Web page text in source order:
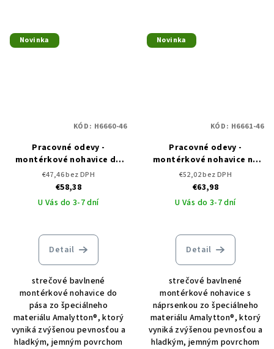
Novinka
Pracovné odevy -
montérkové nohavice do
pása ARDON CREATRON
€47,46 bez DPH
€58,38
U Vás do 3-7 dní
Detail
strečové bavlnené
montérkové nohavice do
pása zo špeciálneho
materiálu Amalytton®, ktorý
vyniká zvýšenou pevnosťou a
hladkým, jemným povrchom
KÓD: H6660-46
Novinka
Pracovné odevy -
montérkové nohavice na
traky ARDON CREATRON
€52,02 bez DPH
€63,98
U Vás do 3-7 dní
Detail
strečové bavlnené
montérkové nohavice s
náprsenkou zo špeciálneho
materiálu Amalytton®, ktorý
vyniká zvýšenou pevnosťou a
hladkým, jemným povrchom
KÓD: H6661-46